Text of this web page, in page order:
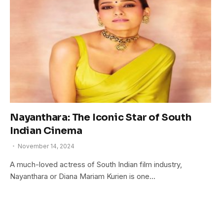
Nayanthara: The Iconic Star of South
Indian Cinema
November 14, 2024
A much-loved actress of South Indian film industry,
Nayanthara or Diana Mariam Kurien is one…